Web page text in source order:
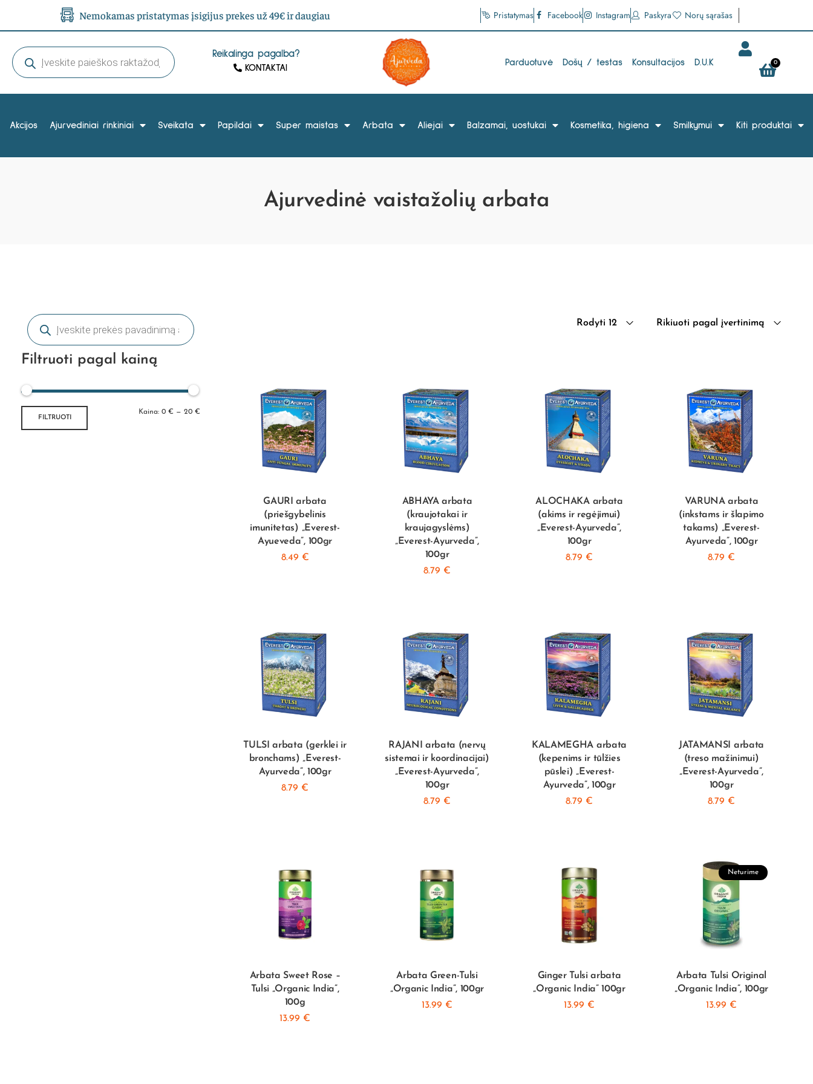
Nemokamas pristatymas įsigijus prekes už 49€ ir daugiau Pristatymas Facebook Instagram Paskyra Norų sąrašas
Reikalinga pagalba?
KONTAKTAI
Parduotuvė Došų / testas Konsultacijos D.U.K 0
Akcijos Ajurvediniai rinkiniai Sveikata Papildai Super maistas Arbata Aliejai Balzamai, uostukai Kosmetika, higiena Smilkymui Kiti produktai
Ajurvedinė vaistažolių arbata
Filtruoti pagal kainą
FILTRUOTI
Kaina: 0 € — 20 €
Rodyti 12 Rikiuoti pagal įvertinimą
GAURI arbata
(priešgybelinis
imunitetas) „Everest-
Ayueveda”, 100gr
8.49 €
ABHAYA arbata
(kraujotakai ir
kraujagyslėms)
„Everest-Ayurveda”,
100gr
8.79 €
ALOCHAKA arbata
(akims ir regėjimui)
„Everest-Ayurveda”,
100gr
8.79 €
VARUNA arbata
(inkstams ir šlapimo
takams) „Everest-
Ayurveda”, 100gr
8.79 €
TULSI arbata (gerklei ir
bronchams) „Everest-
Ayurveda”, 100gr
8.79 €
RAJANI arbata (nervų
sistemai ir koordinacijai)
„Everest-Ayurveda”,
100gr
8.79 €
KALAMEGHA arbata
(kepenims ir tūlžies
pūslei) „Everest-
Ayurveda”, 100gr
8.79 €
JATAMANSI arbata
(treso mažinimui)
„Everest-Ayurveda”,
100gr
8.79 €
Arbata Sweet Rose –
Tulsi „Organic India”,
100g
13.99 €
Arbata Green-Tulsi
„Organic India”, 100gr
13.99 €
Ginger Tulsi arbata
„Organic India” 100gr
13.99 €
Neturime
Arbata Tulsi Original
„Organic India”, 100gr
13.99 €